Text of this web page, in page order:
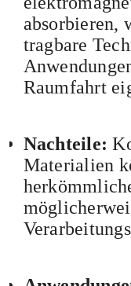
absorbieren,
tragbare
Raumfahrt
Nachteile:
Materialien